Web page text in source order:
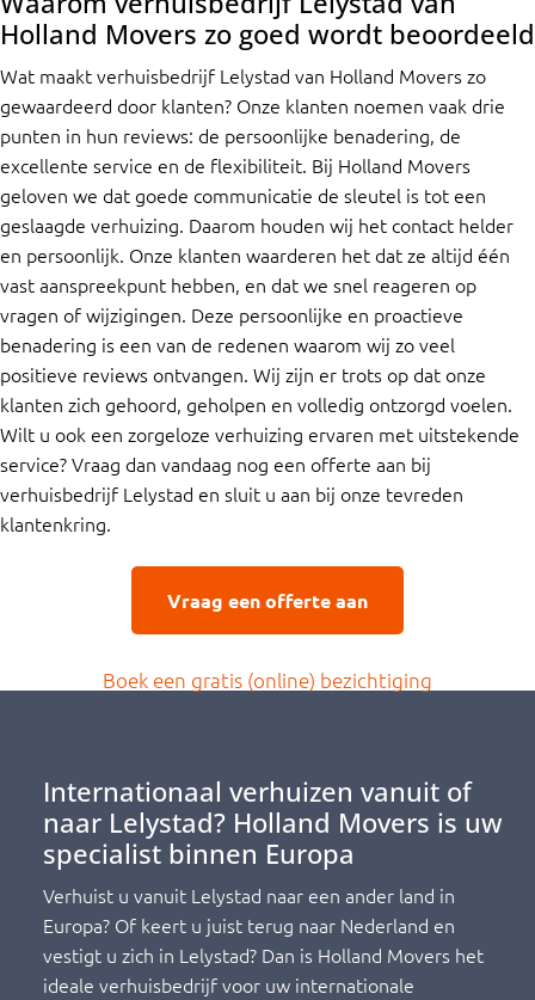
Holland Movers zo goed wordt beoordeeld
Wat maakt verhuisbedrijf Lelystad van Holland Movers zo
gewaardeerd door klanten? Onze klanten noemen vaak drie
punten in hun reviews: de persoonlijke benadering, de
excellente service en de flexibiliteit. Bij Holland Movers
geloven we dat goede communicatie de sleutel is tot een
geslaagde verhuizing. Daarom houden wij het contact helder
en persoonlijk. Onze klanten waarderen het dat ze altijd één
vast aanspreekpunt hebben, en dat we snel reageren op
vragen of wijzigingen. Deze persoonlijke en proactieve
benadering is een van de redenen waarom wij zo veel
positieve reviews ontvangen. Wij zijn er trots op dat onze
klanten zich gehoord, geholpen en volledig ontzorgd voelen.
Wilt u ook een zorgeloze verhuizing ervaren met uitstekende
service? Vraag dan vandaag nog een offerte aan bij
verhuisbedrijf Lelystad en sluit u aan bij onze tevreden
klantenkring.
Vraag een offerte aan
Boek een gratis (online) bezichtiging
Internationaal verhuizen vanuit of
naar Lelystad? Holland Movers is uw
specialist binnen Europa
Verhuist u vanuit Lelystad naar een ander land in
Europa? Of keert u juist terug naar Nederland en
vestigt u zich in Lelystad? Dan is Holland Movers het
ideale verhuisbedrijf voor uw internationale